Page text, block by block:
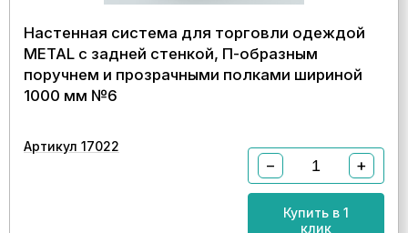
Настенная система для торговли одеждой
METAL с задней стенкой, П-образным
поручнем и прозрачными полками шириной
1000 мм №6
Артикул 17022
− +
Купить в 1
клик